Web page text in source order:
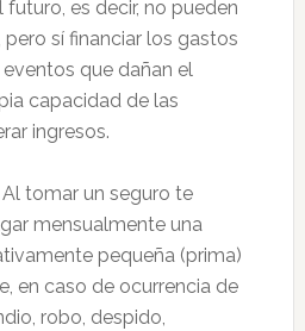
futuro, es decir, no pueden
sí financiar los gastos
que dañan el
capacidad de las
ingresos.
tomar un seguro te
mensualmente una
pequeña (prima)
en caso de ocurrencia de
robo, despido,